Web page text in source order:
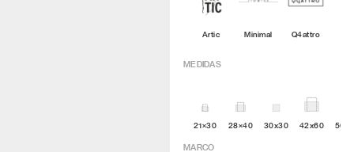
Artic Minimal Q4attro
MEDIDAS
21×30 28×40 30x30 42x60
MARCO